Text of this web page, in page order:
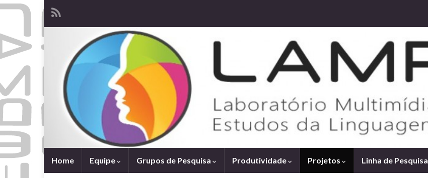
Home Equipe Grupos de Pesquisa Produtividade Projetos Linha de Pesquisa